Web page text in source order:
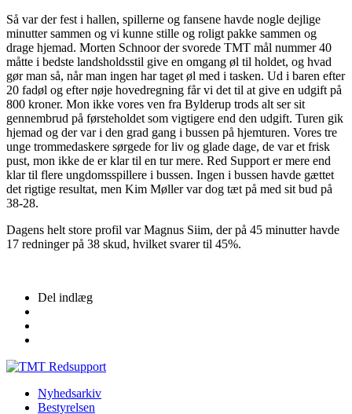
Så var der fest i hallen, spillerne og fansene havde nogle dejlige
minutter sammen og vi kunne stille og roligt pakke sammen og
drage hjemad. Morten Schnoor der svorede TMT mål nummer 40
måtte i bedste landsholdsstil give en omgang øl til holdet, og hvad
gør man så, når man ingen har taget øl med i tasken. Ud i baren efter
20 fadøl og efter nøje hovedregning får vi det til at give en udgift på
800 kroner. Mon ikke vores ven fra Bylderup trods alt ser sit
gennembrud på førsteholdet som vigtigere end den udgift. Turen gik
hjemad og der var i den grad gang i bussen på hjemturen. Vores tre
unge trommedaskere sørgede for liv og glade dage, de var et frisk
pust, mon ikke de er klar til en tur mere. Red Support er mere end
klar til flere ungdomsspillere i bussen. Ingen i bussen havde gættet
det rigtige resultat, men Kim Møller var dog tæt på med sit bud på
38-28.
Dagens helt store profil var Magnus Siim, der på 45 minutter havde
17 redninger på 38 skud, hvilket svarer til 45%.
Del indlæg
Nyhedsarkiv
Bestyrelsen